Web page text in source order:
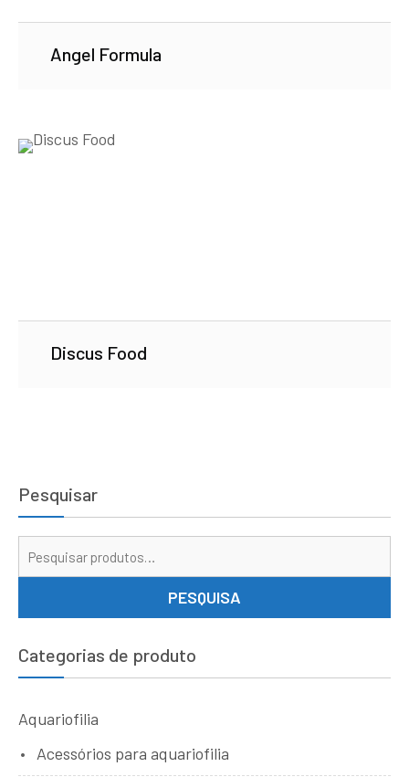
Angel Formula
Discus Food
Pesquisar
PESQUISA
Categorias de produto
Aquariofilia
Acessórios para aquariofilia